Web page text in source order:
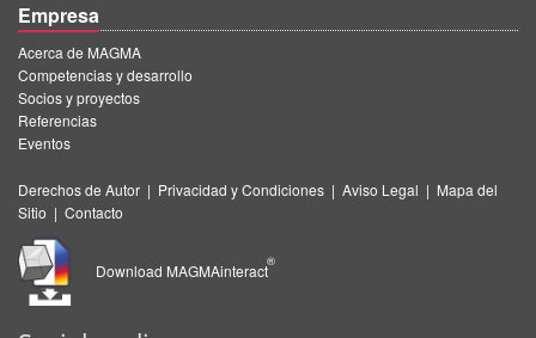
Empresa
Acerca de MAGMA
Competencias y desarrollo
Socios y proyectos
Referencias
Eventos
Derechos de Autor | Privacidad y Condiciones | Aviso Legal | Mapa del
Sitio | Contacto
Download MAGMAinteract
®